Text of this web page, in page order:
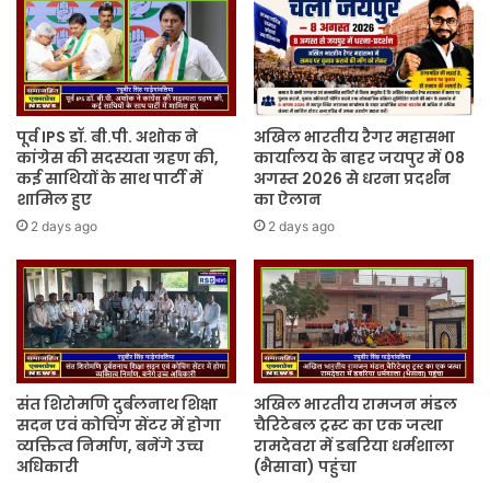
पूर्व IPS डॉ. बी.पी. अशोक ने
कांग्रेस की सदस्यता ग्रहण की,
कई साथियों के साथ पार्टी में
शामिल हुए
2 days ago
अखिल भारतीय रैगर महासभा
कार्यालय के बाहर जयपुर में 08
अगस्त 2026 से धरना प्रदर्शन
का ऐलान
2 days ago
संत शिरोमणि दुर्बलनाथ शिक्षा
सदन एवं कोचिंग सेंटर में होगा
व्यक्तित्व निर्माण, बनेंगे उच्च
अधिकारी
अखिल भारतीय रामजन मंडल
चैरिटेबल ट्रस्ट का एक जत्था
रामदेवरा में डबरिया धर्मशाला
(भैसावा) पहुंचा